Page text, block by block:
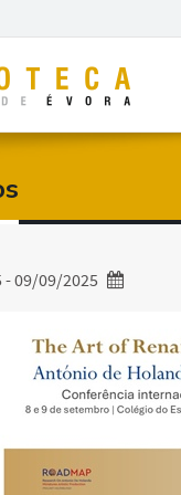
s
- 09/09/2025